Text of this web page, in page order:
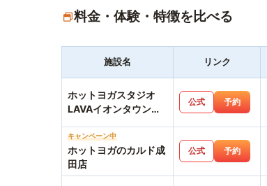
料金・体験・特徴を比べる
施設名 リンク
ホットヨガスタジオ
LAVAイオンタウンユ
公式 予約
キャンペーン中
ホットヨガのカルド成
田店
公式 予約